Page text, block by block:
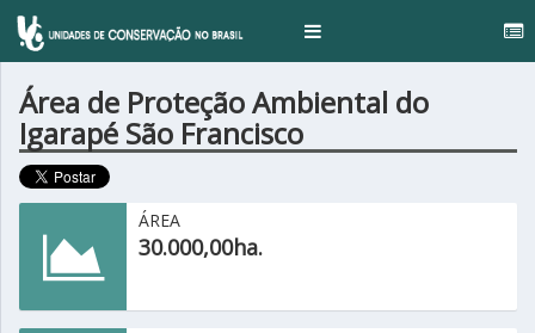
Toggle
Área de Proteção Ambiental do
Igarapé São Francisco
ÁREA
30.000,00ha.